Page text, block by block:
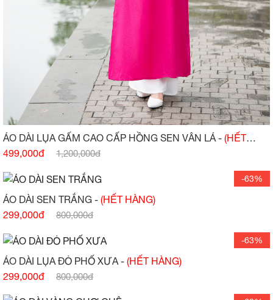
ÁO DÀI LỤA GẤM CAO CẤP HỒNG SEN VÂN LÁ - (HẾT
HÀNG)
499,000đ 1,200,000đ
-63%
ÁO DÀI SEN TRẮNG - (HẾT HÀNG)
299,000đ
800,000đ
-63%
ÁO DÀI LỤA ĐỎ PHỐ XƯA - (HẾT HÀNG)
299,000đ
800,000đ